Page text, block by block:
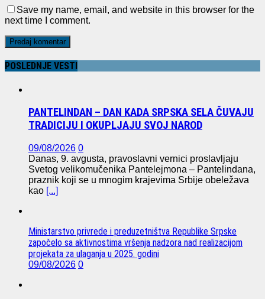
Save my name, email, and website in this browser for the
next time I comment.
POSLEDNJE VESTI
PANTELINDAN – DAN KADA SRPSKA SELA ČUVAJU
TRADICIJU I OKUPLJAJU SVOJ NAROD
09/08/2026 0
Danas, 9. avgusta, pravoslavni vernici proslavljaju
Svetog velikomučenika Pantelejmona – Pantelindana,
praznik koji se u mnogim krajevima Srbije obeležava
kao [...]
Ministarstvo privrede i preduzetništva Republike Srpske
započelo sa aktivnostima vršenja nadzora nad realizacijom
projekata za ulaganja u 2025. godini
09/08/2026 0